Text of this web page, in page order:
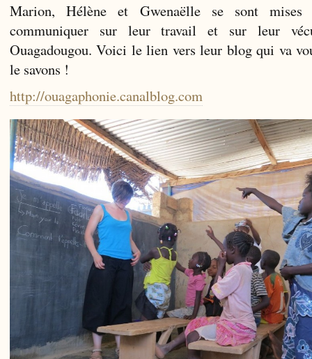
Marion, Hélène et Gwenaëlle se sont mises
communiquer sur leur travail et sur leur
Ouagadougou. Voici le lien vers leur blog qui va
le savons !
http://ouagaphonie.canalblog.com